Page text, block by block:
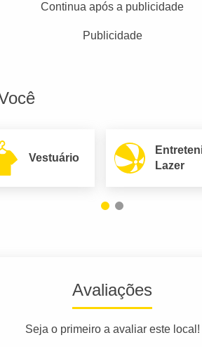
Continua após a publicidade
Publicidade
Vestuário
Lazer
Avaliações
Seja o primeiro a avaliar este local!